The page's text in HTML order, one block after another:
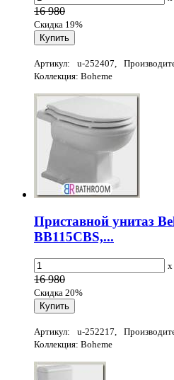
16 980
Скидка 19%
Артикул: u-252407,
Коллекция: Boheme
Приставной унитаз
BB115CBS,...
x
16 980
Скидка 20%
Артикул: u-252217,
Коллекция: Boheme